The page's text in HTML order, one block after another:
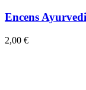
Encens
2,00 €